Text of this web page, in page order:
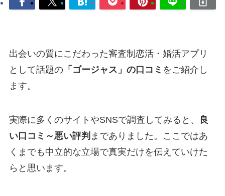
出会いの質にこだわった審査制恋活・婚活アプリ
として話題の「ゴージャス」の口コミ をご紹介し
ます。
実際に多くのサイトやSNSで調査してみると、
良
い口コミ～悪い評判 までありました。ここではあ
くまでも中立的な立場で真実だけを伝えていけた
らと思います。